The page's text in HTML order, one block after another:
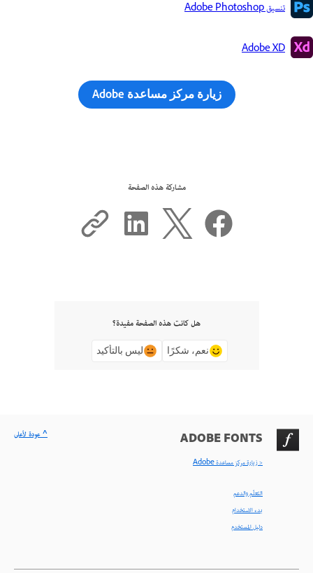
تنسيق Adobe Photoshop
Adobe XD
زيارة مركز مساعدة Adobe
مشاركة هذه الصفحة
هل كانت هذه الصفحة مفيدة؟
نعم، شكرًا ليس بالتأكيد
ADOBE FONTS
< زيارة مركز مساعدة Adobe
التعلّم والدعم
بدء الاستخدام
دليل المستخدم
^ عودة لأعلى